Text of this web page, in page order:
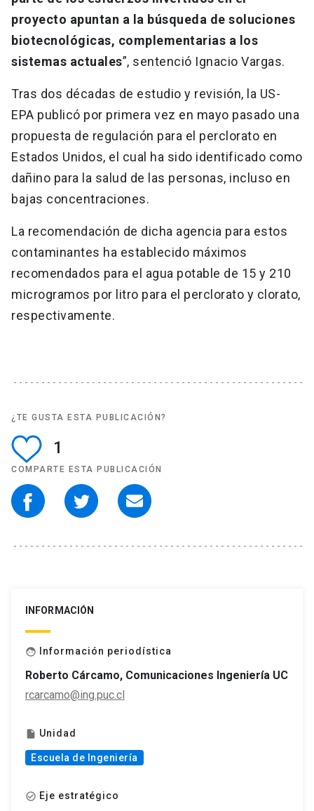
proyecto apuntan a la búsqueda de soluciones
biotecnológicas, complementarias a los
sistemas actuales”, sentenció Ignacio Vargas.
Tras dos décadas de estudio y revisión, la US-
EPA publicó por primera vez en mayo pasado una
propuesta de regulación para el perclorato en
Estados Unidos, el cual ha sido identificado como
dañino para la salud de las personas, incluso en
bajas concentraciones.
La recomendación de dicha agencia para estos
contaminantes ha establecido máximos
recomendados para el agua potable de 15 y 210
microgramos por litro para el perclorato y clorato,
respectivamente.
¿TE GUSTA ESTA PUBLICACIÓN?
1
COMPARTE ESTA PUBLICACIÓN
INFORMACIÓN
face Información periodística
Roberto Cárcamo, Comunicaciones Ingeniería UC
rcarcamo@ing.puc.cl
insert_drive_file Unidad
Escuela de Ingeniería
check_circle_outline Eje estratégico